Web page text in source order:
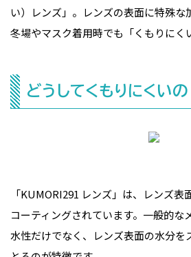
い）レンズ」。レンズの表面に特殊な
冬場やマスク着用時でも「くもりにく
どうしてくもりにくいの
「KUMORI291 レンズ」は、レンズ
コーティングされています。一般的な
水性だけでなく、レンズ表面の水分を